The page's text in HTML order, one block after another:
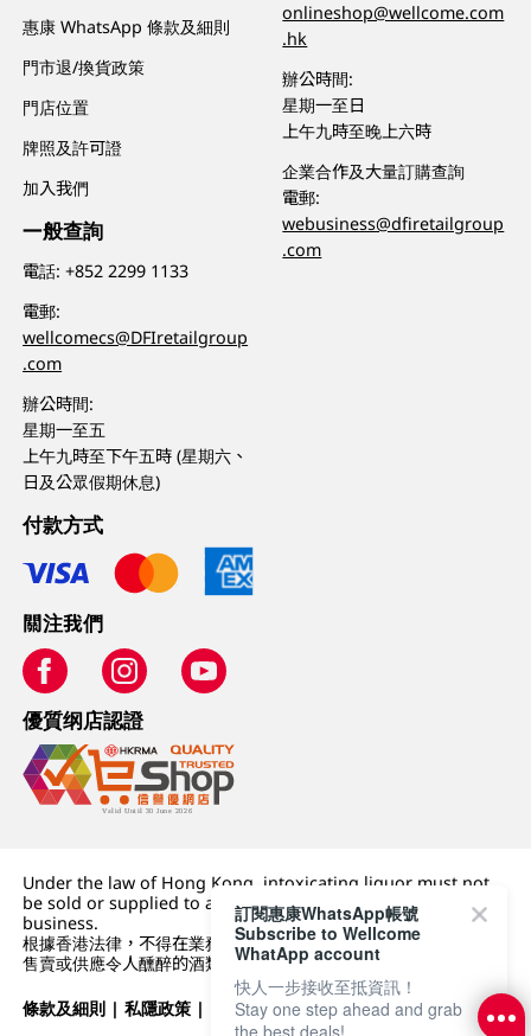
惠康 WhatsApp 條款及細則
門市退/換貨政策
門店位置
牌照及許可證
加入我們
一般查詢
電話:+852 2299 1133
電郵:
wellcomecs@DFIretailgroup
.com
辦公時間:
星期一至五
上午九時至下午五時 (星期六、
日及公眾假期休息)
onlineshop@wellcome.com
.hk
辦公時間:
星期一至日
上午九時至晚上六時
企業合作及大量訂購查詢
電郵:
webusiness@dfiretailgroup
.com
付款方式
關注我們
優質纲店認證
Under the law of Hong Kong, intoxicating liquor must not
be sold or supplied to a minor (under 18) in the course of
business.
根據香港法律，不得在業務過程中，向未成年人 (18 歲以下人士)
售賣或供應令人醺醉的酒類。
條款及細則 |私隱政策 | DFI零售集團
訂閱惠康WhatsApp帳號
Subscribe to Wellcome
WhatApp account
快人一步接收至抵資訊！
Stay one step ahead and grab
the best deals!